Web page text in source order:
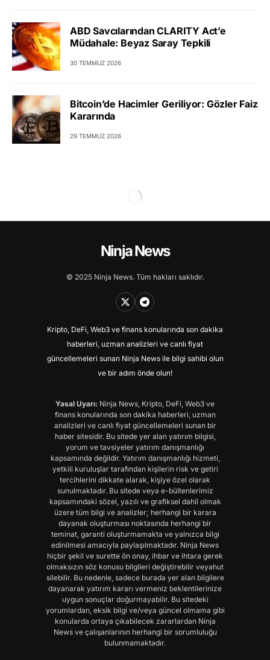
ABD Savcılarından CLARITY Act’e
Müdahale: Beyaz Saray Tepkili
30 TEMMUZ 2026
Bitcoin’de Hacimler Geriliyor: Gözler Faiz
Kararında
29 TEMMUZ 2026
Ninja News
© 2025 Ninja News. Tüm hakları saklıdır.
Kripto, DeFi, Web3 ve finans konularında son dakika
haberleri, uzman analizleri ve canlı fiyat
güncellemeleri sunan Ninja News ile bilgi sahibi olun
ve bir adım önde olun!
Yasal Uyarı: Ninja News, Kripto, DeFi, Web3 ve
finans konularında son dakika haberleri, uzman
analizleri ve canlı fiyat güncellemeleri sunan bir
haber sitesidir. Bu sitede yer alan yatırım bilgisi,
yorum ve tavsiyeler yatırım danışmanlığı
kapsamında değildir. Yatırım danışmanlığı hizmeti,
yetkili kuruluşlar tarafından kişilerin risk ve getiri
tercihlerini dikkate alarak, kişiye özel olarak
sunulmaktadır. Bu sitede veya e-bültenlerimiz
kapsamındaki sözel, yazılı ve grafiksel dahil olmak
üzere tüm bilgi ve analizler; herhangi bir karara
dayanak oluşturması noktasında herhangi bir
teminat, garanti oluşturmamakta ve yalnızca bilgi
edinilmesi amacıyla paylaşılmaktadır. Ninja News
hiçbir şekil ve surette ön onay, ihbar ve ihtara gerek
olmaksızın söz konusu bilgileri değiştirebilir veyahut
silebilir. Bu nedenle, sadece burada yer alan bilgilere
dayanarak yatırım kararı vermeniz beklentilerinize
uygun sonuçlar doğurmayabilir. Bu sitedeki
yorumlardan, eksik bilgi ve/veya güncel olmama gibi
konularda ortaya çıkabilecek zararlardan Ninja
News ve çalışanlarının herhangi bir sorumluluğu
bulunmamaktadır.